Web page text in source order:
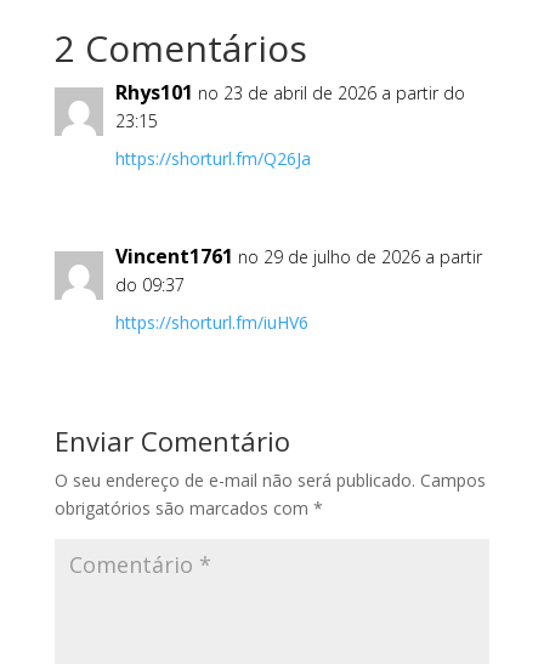
2 Comentários
Rhys101 no 23 de abril de 2026 a partir do
23:15
https://shorturl.fm/Q26Ja
Vincent1761 no 29 de julho de 2026 a partir
do 09:37
https://shorturl.fm/iuHV6
Enviar Comentário
O seu endereço de e-mail não será publicado. Campos
obrigatórios são marcados com *